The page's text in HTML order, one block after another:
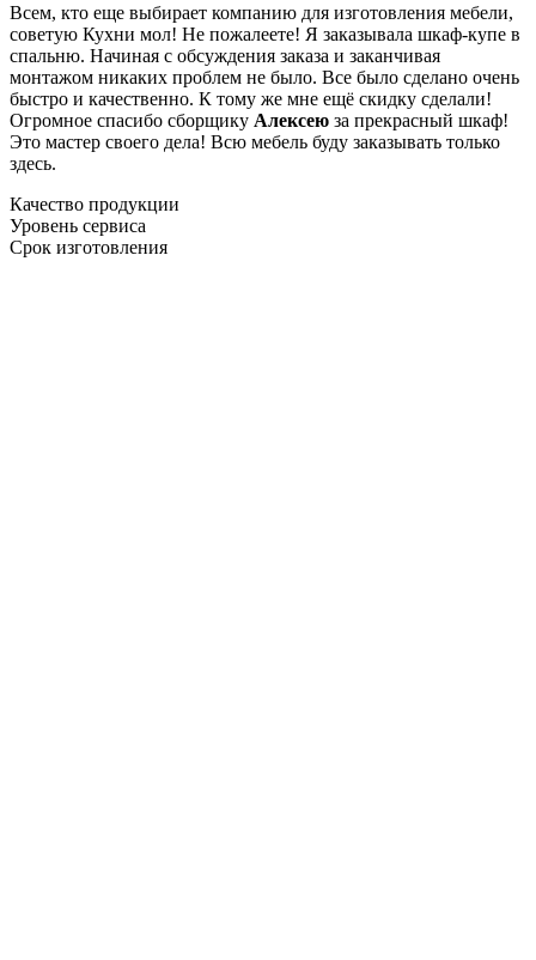
Всем, кто еще выбирает компанию для изготовления мебели,
советую Кухни мол! Не пожалеете! Я заказывала шкаф-купе в
спальню. Начиная с обсуждения заказа и заканчивая
монтажом никаких проблем не было. Все было сделано очень
быстро и качественно. К тому же мне ещё скидку сделали!
Огромное спасибо сборщику Алексею за прекрасный шкаф!
Это мастер своего дела! Всю мебель буду заказывать только
здесь.
Качество продукции
Уровень сервиса
Срок изготовления